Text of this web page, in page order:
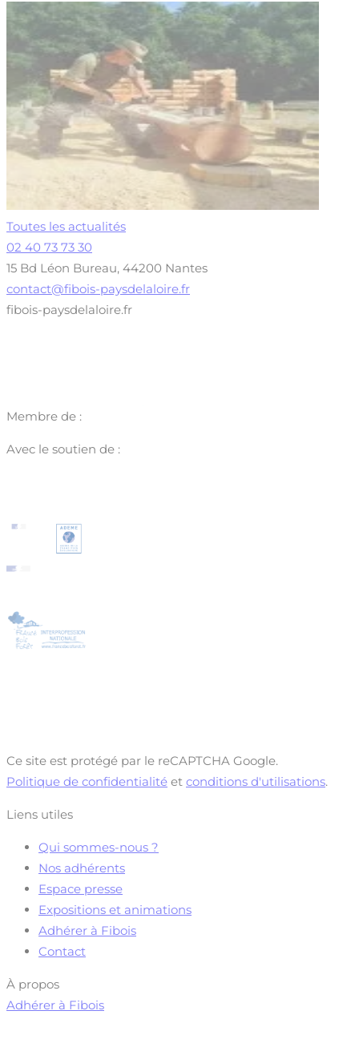
Toutes les actualités
02 40 73 73 30
15 Bd Léon Bureau, 44200 Nantes
contact@fibois-paysdelaloire.fr
fibois-paysdelaloire.fr
Membre de :
Avec le soutien de :
Ce site est protégé par le reCAPTCHA Google.
Politique de confidentialité et conditions d'utilisations.
Liens utiles
Qui sommes-nous ?
Nos adhérents
Espace presse
Expositions et animations
Adhérer à Fibois
Contact
À propos
Adhérer à Fibois